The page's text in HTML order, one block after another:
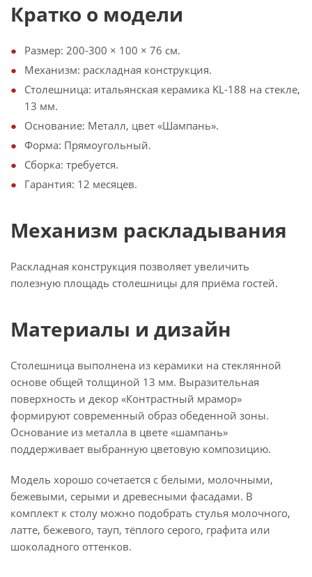
Кратко о модели
Размер: 200-300 × 100 × 76 см.
Механизм: раскладная конструкция.
Столешница: итальянская керамика KL-188 на стекле,
13 мм.
Основание: Металл, цвет «Шампань».
Форма: Прямоугольный.
Сборка: требуется.
Гарантия: 12 месяцев.
Механизм раскладывания
Раскладная конструкция позволяет увеличить
полезную площадь столешницы для приёма гостей.
Материалы и дизайн
Столешница выполнена из керамики на стеклянной
основе общей толщиной 13 мм. Выразительная
поверхность и декор «Контрастный мрамор»
формируют современный образ обеденной зоны.
Основание из металла в цвете «шампань»
поддерживает выбранную цветовую композицию.
Модель хорошо сочетается с белыми, молочными,
бежевыми, серыми и древесными фасадами. В
комплект к столу можно подобрать стулья молочного,
латте, бежевого, тауп, тёплого серого, графита или
шоколадного оттенков.